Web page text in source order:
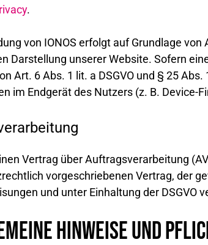
.
von IONOS erfolgt auf Grundlage
Darstellung unserer Website. Sofern
Art. 6 Abs. 1 lit. a DSGVO und § 25
im Endgerät des Nutzers (z. B. Device-
Vertrag über Auftragsverarbeitung
vorgeschriebenen Vertrag, der
und unter Einhaltung der DSGVO
Hinweise und